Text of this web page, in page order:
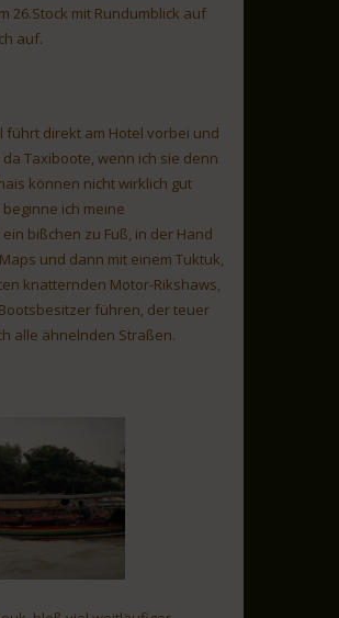
26.Stock mit Rundumblick auf
auf.
führt direkt am Hotel vorbei und
Taxiboote, wenn ich sie denn
können nicht wirklich gut
beginne ich meine
bißchen zu Fuß, in der Hand
und dann mit einem Tuktuk,
knatternden Motor-Rikshaws,
führen, der teuer
alle ähnelnden Straßen.